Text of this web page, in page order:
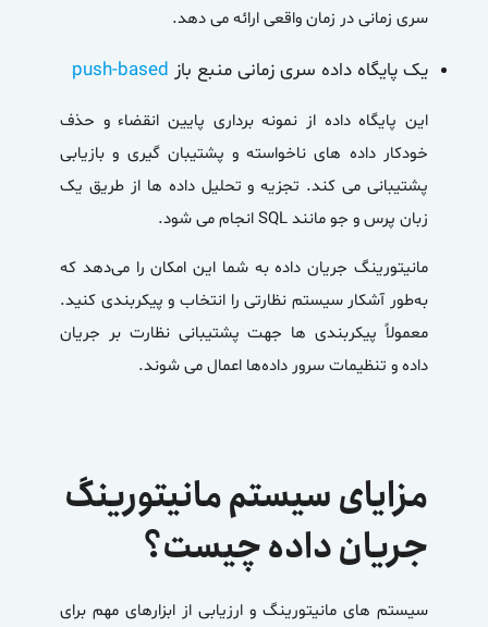
سری زمانی در زمان واقعی ارائه می دهد.
یک پایگاه داده سری زمانی منبع باز push-based
این پایگاه داده از نمونه برداری پایین انقضاء و حذف
خودکار داده های ناخواسته و پشتیبان گیری و بازیابی
پشتیبانی می کند. تجزیه و تحلیل داده ها از طریق یک
زبان پرس و جو مانند SQL انجام می شود.
مانیتورینگ جریان داده به شما این امکان را می‌دهد که
به‌طور آشکار سیستم نظارتی را انتخاب و پیکربندی کنید.
معمولاً پیکربندی ها جهت پشتیبانی نظارت بر جریان
داده و تنظیمات سرور داده‌ها اعمال می شوند.
مزایای سیستم مانیتورینگ
جریان داده چیست؟
سیستم های مانیتورینگ و ارزیابی از ابزارهای مهم برای